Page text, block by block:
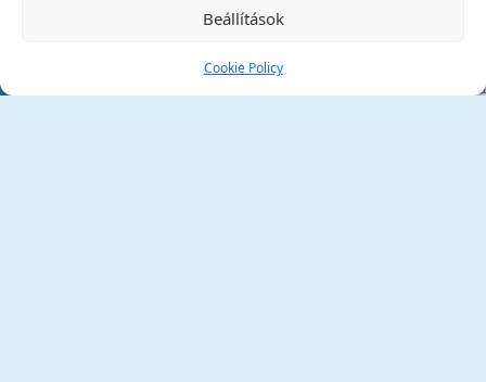
Beállítások
Cookie Policy
Tata Város Önkormányzata